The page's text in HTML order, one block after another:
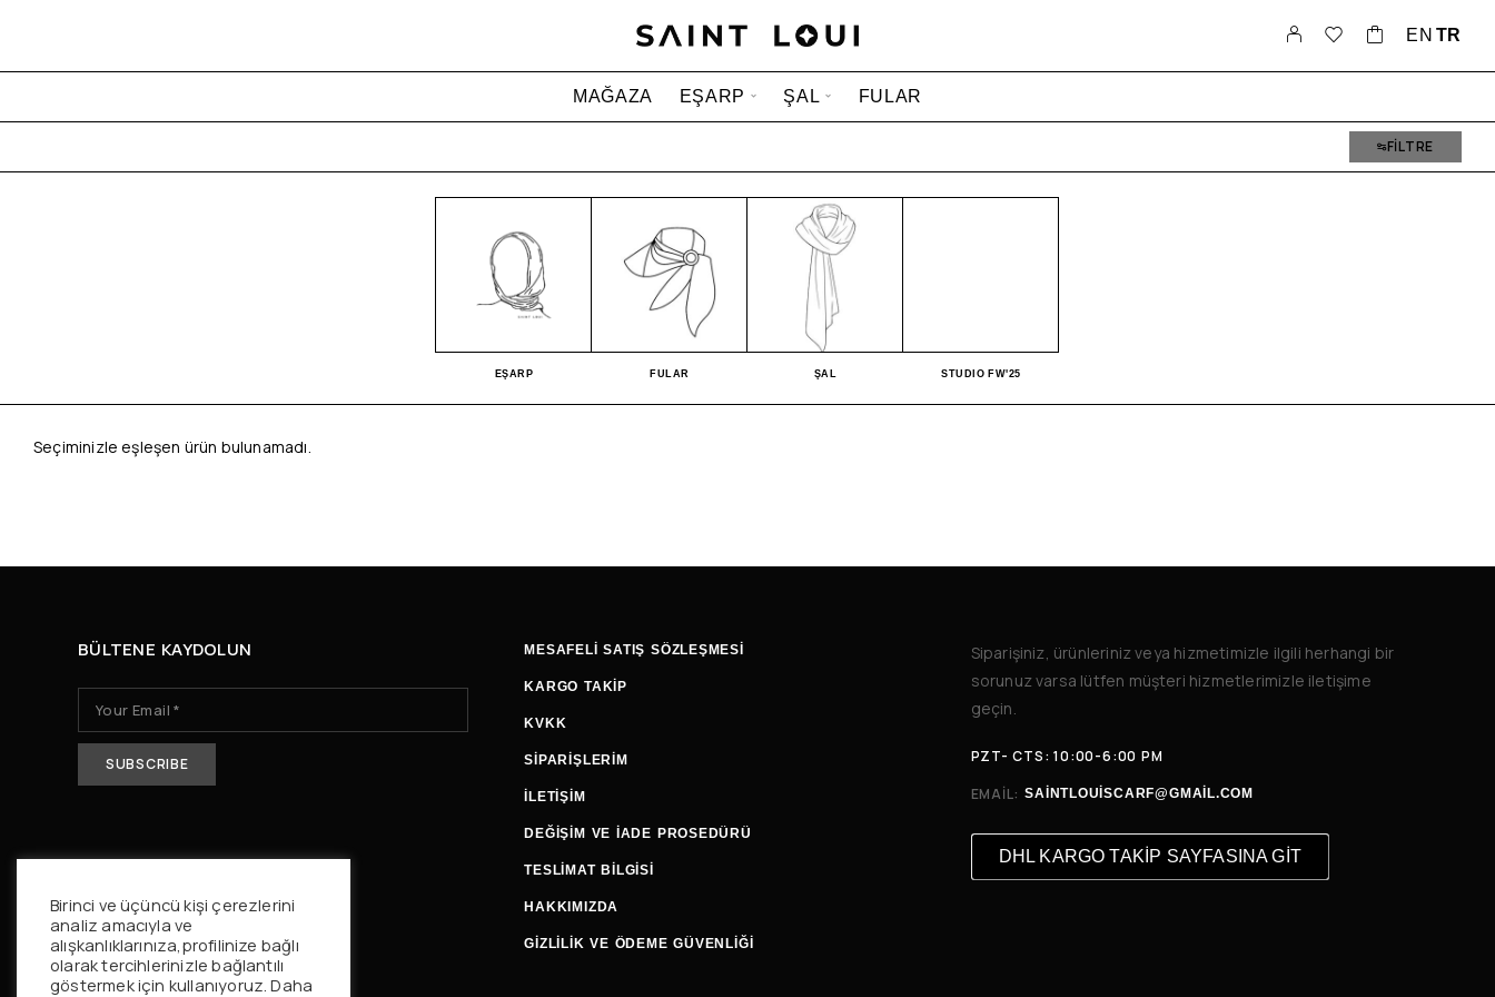
EN TR
MAĞAZA EŞARP ŞAL FULAR
FILTRE
EŞARP FULAR ŞAL STUDIO FW'25
Seçiminizle eşleşen ürün bulunamadı.
BÜLTENE KAYDOLUN MESAFELİ SATIŞ SÖZLEŞMESİ
KARGO TAKİP
KVKK
SİPARİŞLERİM
İLETIŞIM
DEĞIŞIM VE İADE PROSEDÜRÜ
TESLIMAT BILGISI
HAKKIMIZDA
GİZLİLİK VE ÖDEME GÜVENLİĞİ
Siparişiniz, ürünleriniz veya hizmetimizle ilgili herhangi bir
sorunuz varsa lütfen müşteri hizmetlerimizle iletişime
geçin.
PZT- CTS: 10:00-6:00 PM
EMAIL: SAINTLOUISCARF@GMAIL.COM
DHL KARGO TAKİP SAYFASINA GİT
Birinci ve üçüncü kişi çerezlerini
analiz amacıyla ve
alışkanlıklarınıza,profilinize bağlı
olarak tercihlerinizle bağlantılı
göstermek için kullanıyoruz. Daha